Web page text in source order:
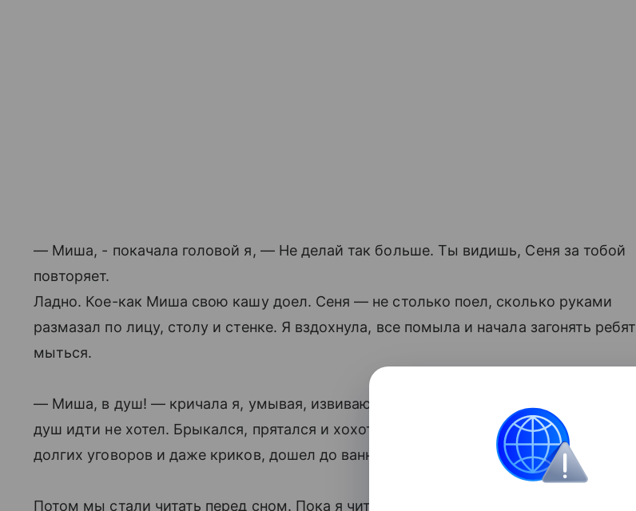
— Миша, - покачала головой я, — Не делай так больше. Ты видишь, Сеня за тобой
повторяет.
Ладно. Кое-как Миша свою кашу доел. Сеня — не столько поел, сколько руками
размазал по лицу, столу и стенке. Я вздохнула, все помыла и начала загонять ребят
мыться.
— Миша, в душ! — кричала я, умывая, извивающегося и убегающего Сеню. Миша в
душ идти не хотел. Брыкался, прятался и хохотал мне в лицо. Наконец, после моих
долгих уговоров и даже криков, дошел до ванной.
Потом мы стали читать перед сном. Пока я читала Сенину книжку, Миша ныл: